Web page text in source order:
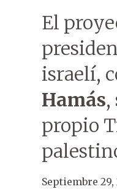
El
israelí,
Hamás,
propio
Septiembre 29,